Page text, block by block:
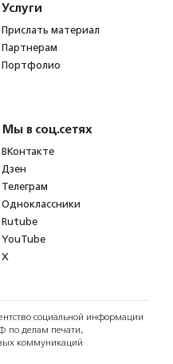
Услуги
Прислать материал
Партнерам
Портфолио
Мы в соц.сетях
ВКонтакте
Дзен
Телеграм
Одноклассники
Rutube
YouTube
X
социальной информации
по делам печати,
коммуникаций